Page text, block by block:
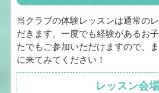
当クラブの体験レッスンは通常の
だきます。一度でも経験があるお
たでもご参加いただけますので、
に来てみてください！
レッスン会